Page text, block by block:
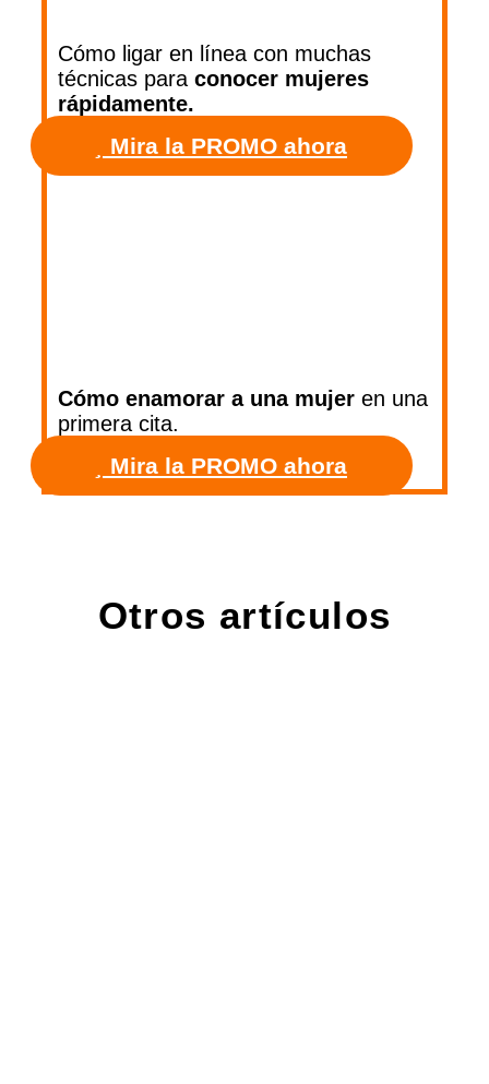
Cómo ligar en línea con muchas
técnicas para conocer mujeres
rápidamente.
Mira la PROMO ahora
Cómo enamorar a una mujer en una
primera cita.
Mira la PROMO ahora
Otros artículos